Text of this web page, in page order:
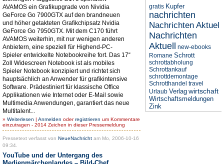
AVAMOS ein Grafikupgrade von Nividia
GeForce Go 7900GTX auf den brandneuen
und höher getakteten Grafikchipsatz Nvidia
GeForce Go 7950GTX. Mit dem C170 führt
AVAMOS weiterhin, mit nur wenigen anderen
Anbietern, eine speziell für Highend-PC-
Spieler entwickelte Notebookreihe fort. Das 17“
Zoll Widescreen Notebook ist als mobiles
Spieler Notebook konzipiert und richtet sich
hauptsächlich an Anwender für grafikintensive
Software. Prädestiniert für klassische Office
Applikationen wie Internet oder E-Mail sowie
Multimedia Anwendungen, garantiert das neue
Multitalent...
» Weiterlesen | Anmelden oderregistrieren um Kommentare
einzutragen - 2014 Zeichen in dieser Pressemeldung
Pressetext verfasst von NeueNachricht am Mo, 2006-10-16
09:34.
YouTube und der Untergang des
gratis Kupfer
nachrichten
Nachrichten Aktuel
Nachrichten
Aktuell
new-ebooks
Romane Schrott
schrottabholung
Schrottankauf
schrottdemontage
Schrotthandel travel
Urlaub Verlag wirtschaft
Wirtschaftsmeldungen
Zink